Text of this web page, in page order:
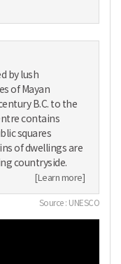
by lush
of Mayan
B.C. to the
contains
squares
of dwellings are
countryside.
[Learn more]
Source : UNESCO